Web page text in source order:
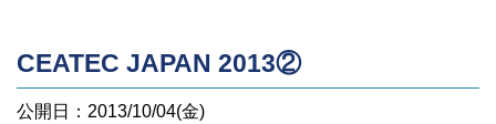
CEATEC JAPAN 2013②
公開日：2013/10/04(金)